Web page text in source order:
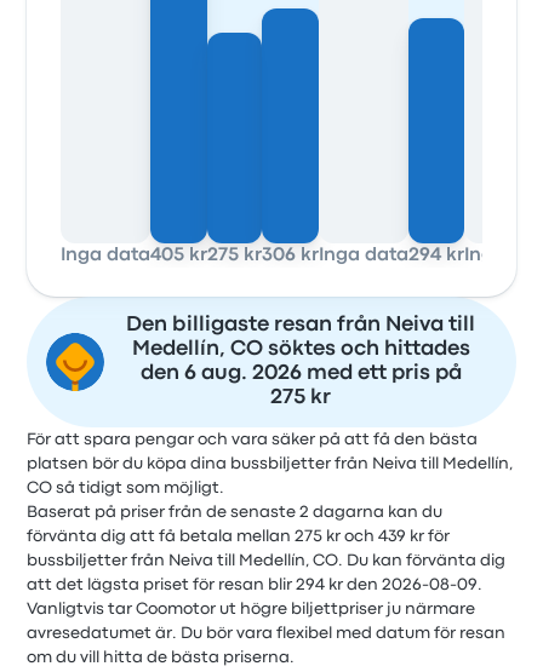
Inga data405 kr275 kr306 kr Inga data294 kr Inga
Den billigaste resan från Neiva till
Medellín, CO söktes och hittades
den 6 aug. 2026 med ett pris på
275 kr
För att spara pengar och vara säker på att få den bästa
platsen bör du köpa dina bussbiljetter från Neiva till Medellín,
CO så tidigt som möjligt.
Baserat på priser från de senaste 2 dagarna kan du
förvänta dig att få betala mellan 275 kr och 439 kr för
bussbiljetter från Neiva till Medellín, CO. Du kan förvänta dig
att det lägsta priset för resan blir 294 kr den 2026-08-09.
Vanligtvis tar Coomotor ut högre biljettpriser ju närmare
avresedatumet är. Du bör vara flexibel med datum för resan
om du vill hitta de bästa priserna.